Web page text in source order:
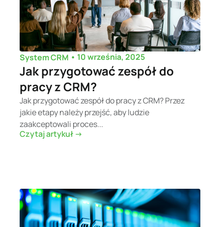
System CRM • 10 września, 2025
Jak przygotować zespół do
pracy z CRM?
Jak przygotować zespół do pracy z CRM? Przez
jakie etapy należy przejść, aby ludzie
zaakceptowali proces...
Czytaj artykuł ->